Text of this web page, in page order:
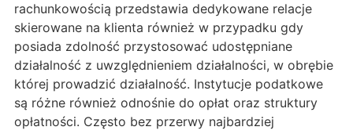
rachunkowością przedstawia dedykowane relacje
skierowane na klienta również w przypadku gdy
posiada zdolność przystosować udostępniane
działalność z uwzględnieniem działalności, w obrębie
której prowadzić działalność. Instytucje podatkowe
są różne również odnośnie do opłat oraz struktury
opłatności. Często bez przerwy najbardziej